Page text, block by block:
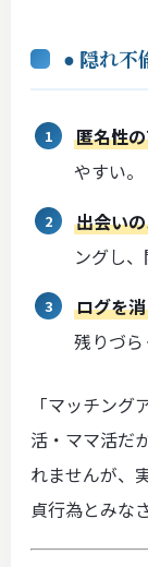
● 隠れ不
匿名性
やすい。
出会い
ングし
ログを
残りづら
「マッチン
活・ママ活だ
れませんが、
貞行為とみな